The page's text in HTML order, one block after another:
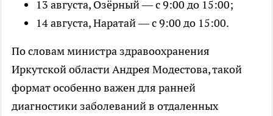
13 августа, Озёрный — с 9:00 до 15:00;
14 августа, Наратай — с 9:00 до 15:00.
По словам министра здравоохранения
Иркутской области Андрея Модестова, такой
формат особенно важен для ранней
диагностики заболеваний в отдаленных